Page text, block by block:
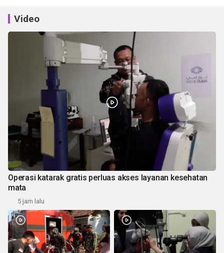
Video
Operasi katarak gratis perluas akses layanan kesehatan
mata
5 jam lalu